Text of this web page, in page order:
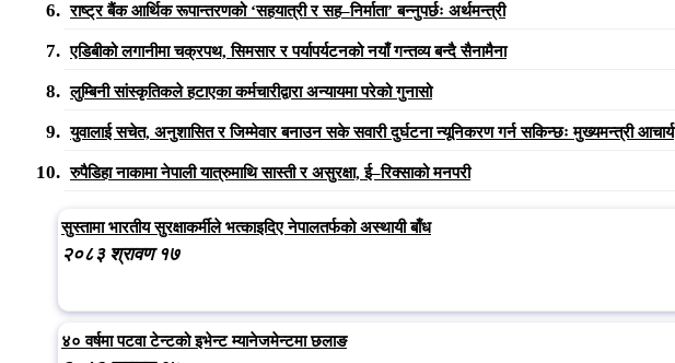
राष्ट्र बैंक आर्थिक रूपान्तरणको ‘सहयात्री र सह–निर्माता’ बन्नुपर्छः अर्थमन्त्री
एडिबीको लगानीमा चक्रपथ, सिमसार र पर्यापर्यटनको नयाँ गन्तव्य बन्दै सैनामैना
लुम्बिनी सांस्कृतिकले हटाएका कर्मचारीद्वारा अन्यायमा परेको गुनासो
युवालाई सचेत, अनुशासित र जिम्मेवार बनाउन सके सवारी दुर्घटना न्यूनिकरण गर्न सकिन्छः मुख्यमन्त्री आचार्य
रुपैडिहा नाकामा नेपाली यात्रुमाथि सास्ती र असुरक्षा, ई–रिक्साको मनपरी
सुस्तामा भारतीय सुरक्षाकर्मीले भत्काइदिए नेपालतर्फको अस्थायी बाँध
२०८३ श्रावण १७
४० वर्षमा पटवा टेन्टको इभेन्ट म्यानेजमेन्टमा छलाङ